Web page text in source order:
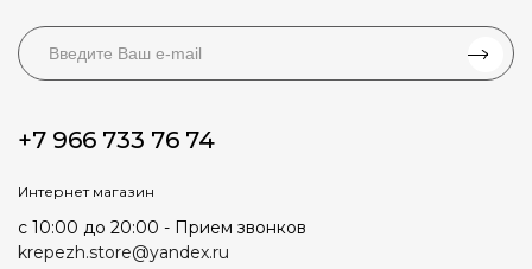
+7 966 733 76 74
Интернет магазин
с 10:00 до 20:00 - Прием звонков
krepezh.store@yandex.ru